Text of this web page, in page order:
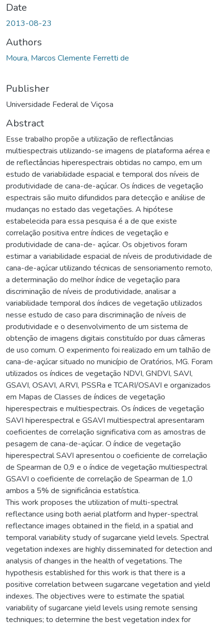
Date
2013-08-23
Authors
Moura, Marcos Clemente Ferretti de
Publisher
Universidade Federal de Viçosa
Abstract
Esse trabalho propõe a utilização de reflectâncias
multiespectrais utilizando-se imagens de plataforma aérea e
de reflectâncias hiperespectrais obtidas no campo, em um
estudo de variabilidade espacial e temporal dos níveis de
produtividade de cana-de-açúcar. Os índices de vegetação
espectrais são muito difundidos para detecção e análise de
mudanças no estado das vegetações. A hipótese
estabelecida para essa pesquisa é a de que existe
correlação positiva entre índices de vegetação e
produtividade de cana-de- açúcar. Os objetivos foram
estimar a variabilidade espacial de níveis de produtividade de
cana-de-açúcar utilizando técnicas de sensoriamento remoto,
a determinação do melhor índice de vegetação para
discriminação de níveis de produtividade, analisar a
variabilidade temporal dos índices de vegetação utilizados
nesse estudo de caso para discriminação de níveis de
produtividade e o desenvolvimento de um sistema de
obtenção de imagens digitais constituído por duas câmeras
de uso comum. O experimento foi realizado em um talhão de
cana-de-açúcar situado no município de Oratórios, MG. Foram
utilizados os índices de vegetação NDVI, GNDVI, SAVI,
GSAVI, OSAVI, ARVI, PSSRa e TCARI/OSAVI e organizados
em Mapas de Classes de índices de vegetação
hiperespectrais e multiespectrais. Os índices de vegetação
SAVI hiperespectral e GSAVI multiespectral apresentaram
coeficientes de correlação significativa com as amostras de
pesagem de cana-de-açúcar. O índice de vegetação
hiperespectral SAVI apresentou o coeficiente de correlação
de Spearman de 0,9 e o índice de vegetação multiespectral
GSAVI o coeficiente de correlação de Spearman de 1,0
ambos a 5% de significância estatística.
This work proposes the utilization of multi-spectral
reflectance using both aerial platform and hyper-spectral
reflectance images obtained in the field, in a spatial and
temporal variability study of sugarcane yield levels. Spectral
vegetation indexes are highly disseminated for detection and
analysis of changes in the health of vegetations. The
hypothesis established for this work is that there is a
positive correlation between sugarcane vegetation and yield
indexes. The objectives were to estimate the spatial
variability of sugarcane yield levels using remote sensing
techniques; to determine the best vegetation index for